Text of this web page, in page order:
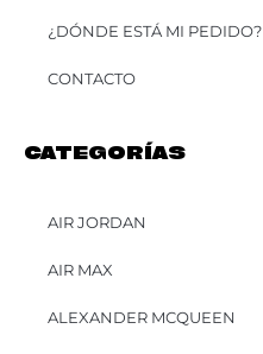
¿DÓNDE ESTÁ MI PEDIDO?
CONTACTO
CATEGORÍAS
AIR JORDAN
AIR MAX
ALEXANDER MCQUEEN